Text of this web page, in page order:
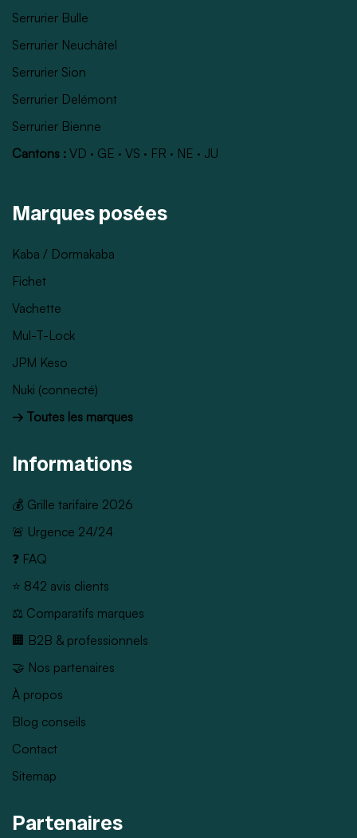
Serrurier Bulle
Serrurier Neuchâtel
Serrurier Sion
Serrurier Delémont
Serrurier Bienne
Cantons : VD · GE · VS · FR · NE · JU
Marques posées
Kaba / Dormakaba
Fichet
Vachette
Mul-T-Lock
JPM Keso
Nuki (connecté)
→ Toutes les marques
Informations
💰 Grille tarifaire 2026
🚨 Urgence 24/24
❓ FAQ
⭐ 842 avis clients
⚖️ Comparatifs marques
🏢 B2B & professionnels
🤝 Nos partenaires
À propos
Blog conseils
Contact
Sitemap
Partenaires